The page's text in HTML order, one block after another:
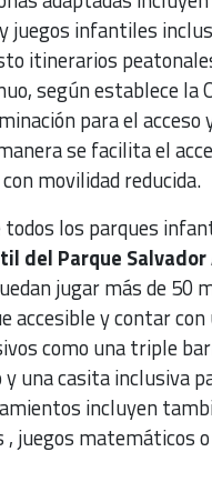
juegos infantiles
itinerarios
según establece la
para el
se facilita el
movilidad reducida.
los parques
del Parque Salvador
jugar más de 50
accesible y contar
como una triple
una casita inclusiva
incluyen
, juegos matemáticos